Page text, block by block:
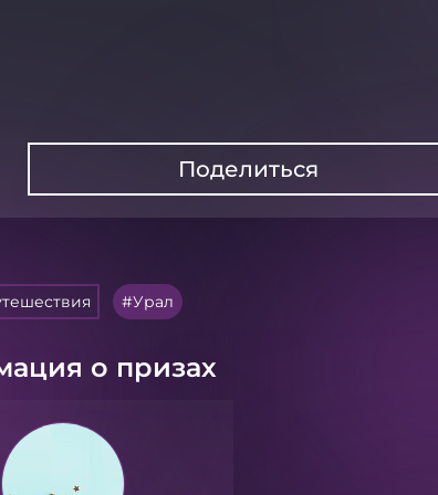
Поделиться
Урал
о призах